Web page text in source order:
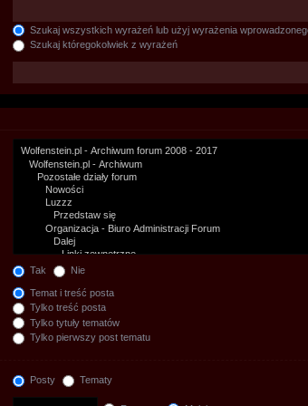
Szukaj wszystkich wyrażeń lub użyj wyrażenia
Szukaj któregokolwiek z wyrażeń
Tak Nie
Temat i treść posta
Tylko treść posta
Tylko tytuły tematów
Tylko pierwszy post tematu
Posty Tematy